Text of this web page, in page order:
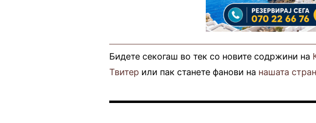
Бидете секогаш во тек со новите содржини на
Твитер или пак станете фанови на нашата